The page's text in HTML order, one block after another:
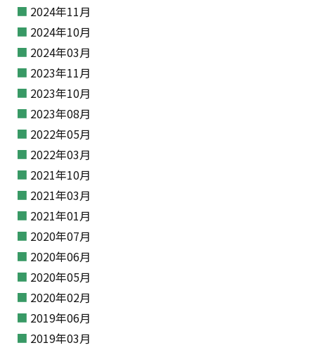
2024年11月
2024年10月
2024年03月
2023年11月
2023年10月
2023年08月
2022年05月
2022年03月
2021年10月
2021年03月
2021年01月
2020年07月
2020年06月
2020年05月
2020年02月
2019年06月
2019年03月